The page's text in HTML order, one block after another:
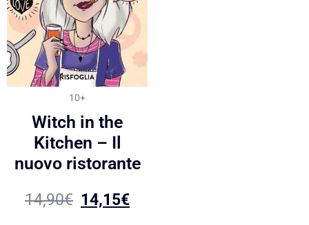
10+
Witch in the
Kitchen – Il
nuovo ristorante
14,90€ 14,15€